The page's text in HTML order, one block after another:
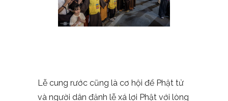
Lễ cung rước cũng là cơ hội để Phật tử
và người dân đảnh lễ xá lợi Phật với lòng